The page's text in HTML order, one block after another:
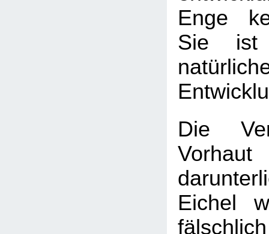
Enge
Sie ist
Die
Eichel
fälschlich